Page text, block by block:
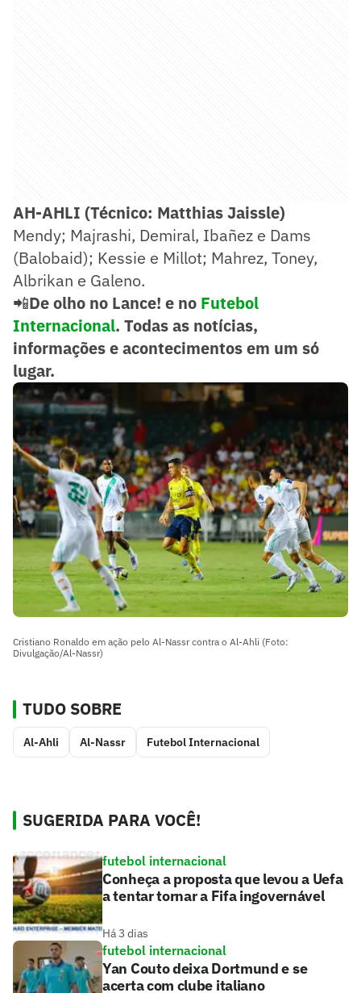
AH-AHLI (Técnico: Matthias Jaissle)
Mendy; Majrashi, Demiral, Ibañez e Dams
(Balobaid); Kessie e Millot; Mahrez, Toney,
Albrikan e Galeno.
📲De olho no Lance! e no Futebol
Internacional. Todas as notícias,
informações e acontecimentos em um só
lugar.
Cristiano Ronaldo em ação pelo Al-Nassr contra o Al-Ahli (Foto:
Divulgação/Al-Nassr)
TUDO SOBRE
Al-Ahli Al-Nassr Futebol Internacional
SUGERIDA PARA VOCÊ!
futebol internacional
Conheça a proposta que levou a Uefa
a tentar tornar a Fifa ingovernável
Há 3 dias
futebol internacional
Yan Couto deixa Dortmund e se
acerta com clube italiano